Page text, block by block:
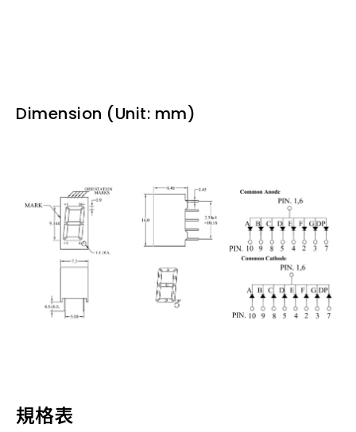
Dimension (Unit: mm)
規格表